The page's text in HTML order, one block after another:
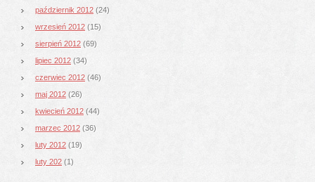
październik 2012 (24)
wrzesień 2012 (15)
sierpień 2012 (69)
lipiec 2012 (34)
czerwiec 2012 (46)
maj 2012 (26)
kwiecień 2012 (44)
marzec 2012 (36)
luty 2012 (19)
luty 202 (1)